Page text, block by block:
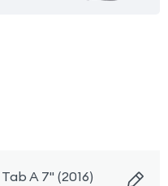
A 7" (2016)